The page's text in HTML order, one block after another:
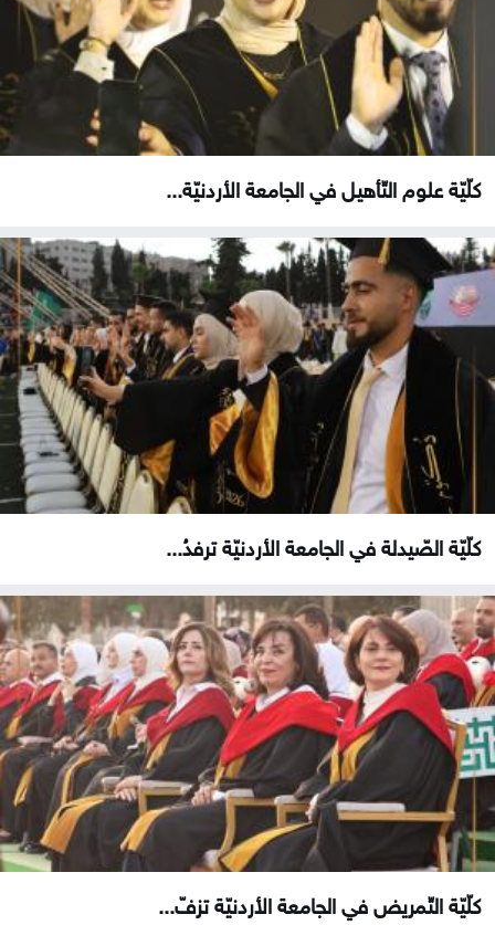
كلّيّة علوم التّأهيل في الجامعة الأردنيّة...
كلّيّة الصّيدلة في الجامعة الأردنيّة ترفدُ...
كلّيّة التّمريض في الجامعة الأردنيّة تزفّ...